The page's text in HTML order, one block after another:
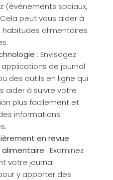
(événements sociaux,
peut vous aider à
habitudes alimentaires
: Envisagez
applications de journal
des outils en ligne qui
aider à suivre votre
plus facilement et
informations
en revue
: Examinez
votre journal
y apporter des